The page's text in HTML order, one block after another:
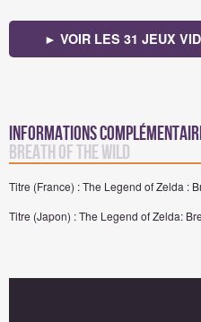
► VOIR LES 31 JEUX
Informations
Breath of the Wild
Titre (France) : The Legend of Zelda :
Titre (Japon) : The Legend of Zelda: